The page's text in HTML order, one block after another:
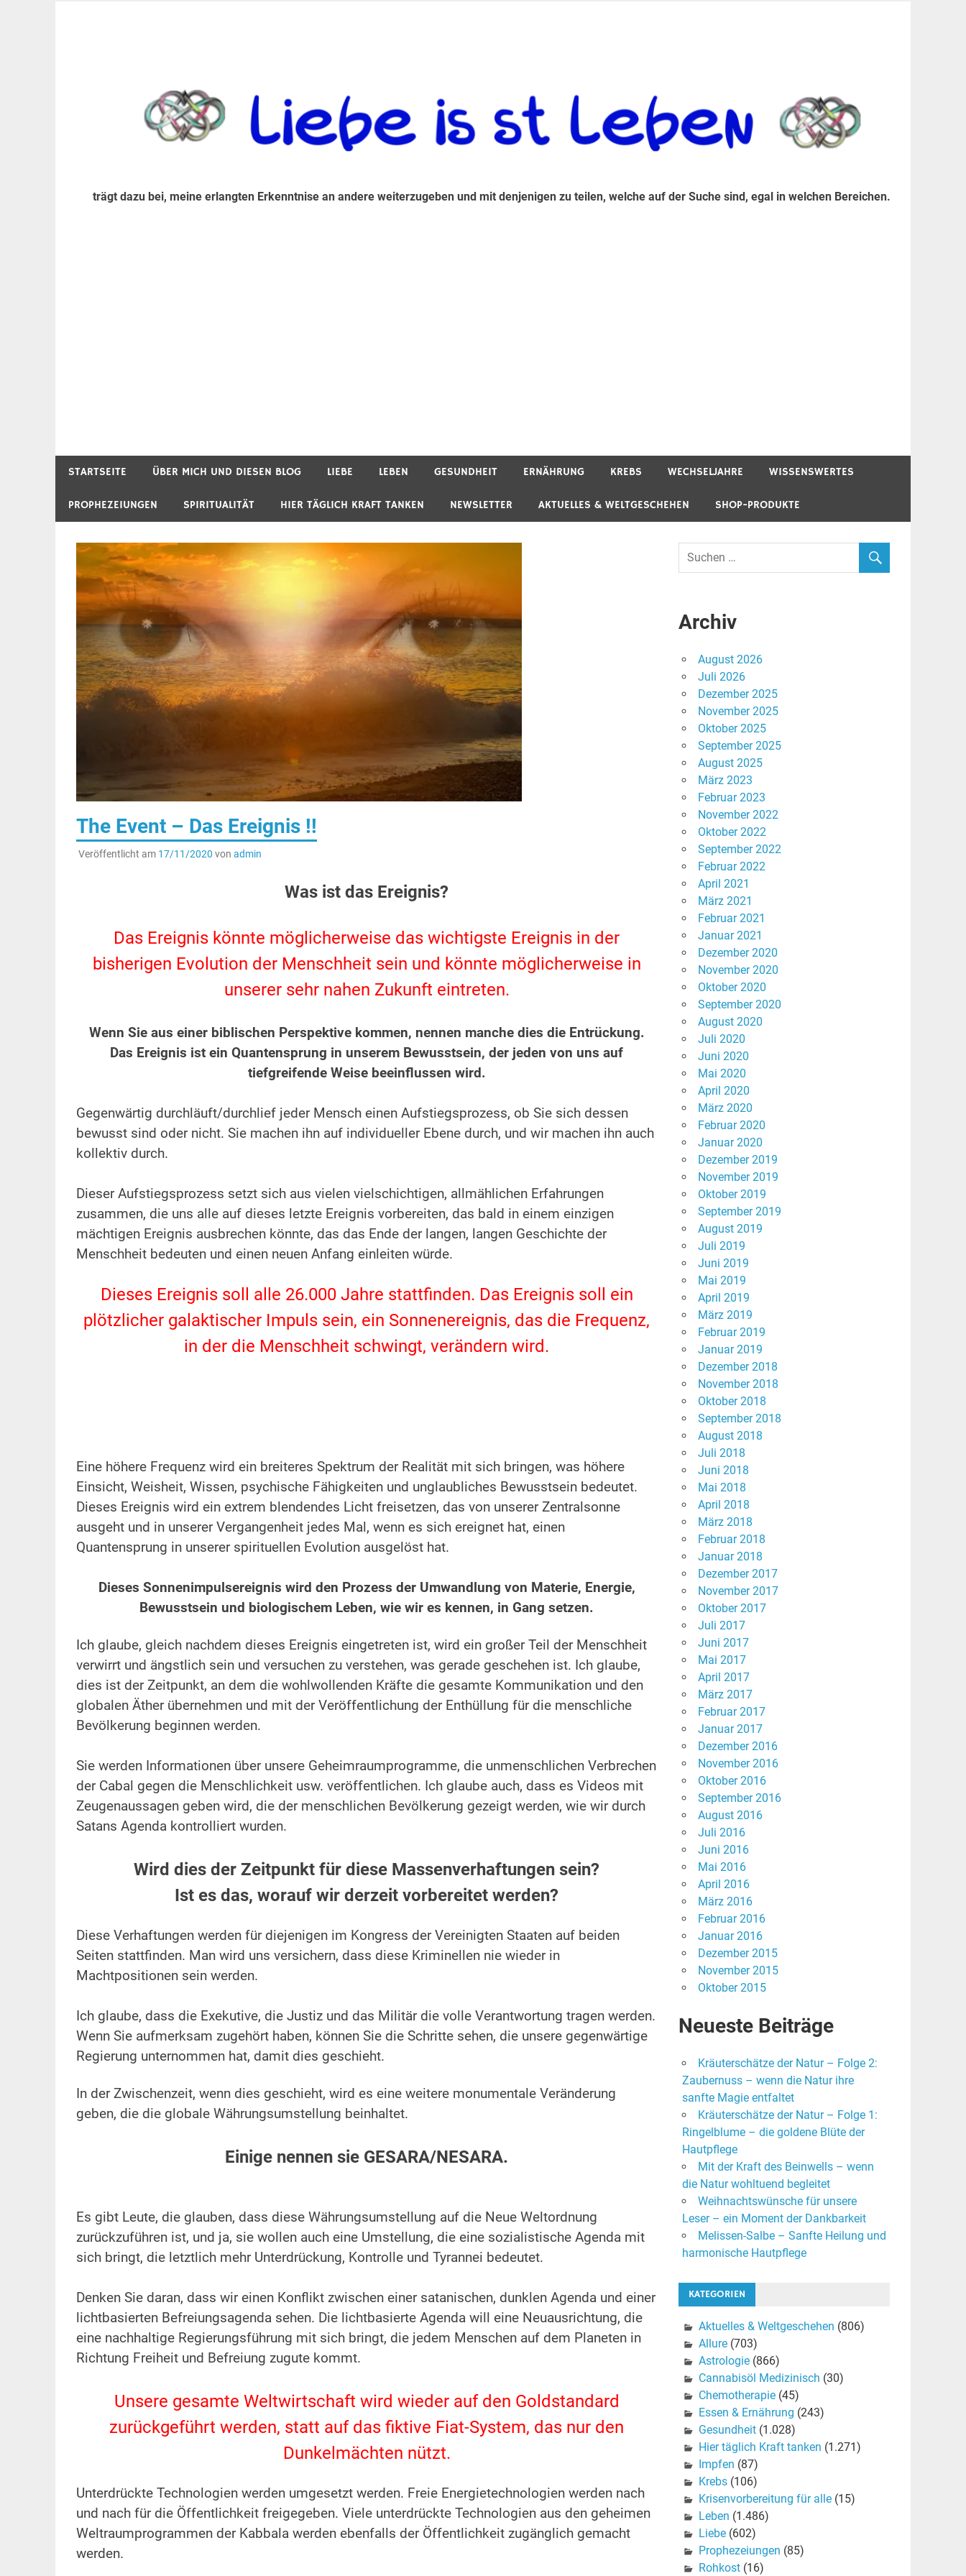
trägt dazu bei, meine erlangten Erkenntnise an andere weiterzugeben und mit denjenigen zu teilen, welche auf der Suche sind, egal in welchen Bereichen.
STARTSEITE ÜBER MICH UND DIESEN BLOG LIEBE LEBEN GESUNDHEIT ERNÄHRUNG KREBS WECHSELJAHRE WISSENSWERTES
PROPHEZEIUNGEN SPIRITUALITÄT HIER TÄGLICH KRAFT TANKEN NEWSLETTER AKTUELLES & WELTGESCHEHEN SHOP-PRODUKTE
The Event – Das Ereignis !!
Veröffentlicht am 17/11/2020 von admin
Was ist das Ereignis?
Das Ereignis könnte möglicherweise das wichtigste Ereignis in der
bisherigen Evolution der Menschheit sein und könnte möglicherweise in
unserer sehr nahen Zukunft eintreten.
Wenn Sie aus einer biblischen Perspektive kommen, nennen manche dies die Entrückung.
Das Ereignis ist ein Quantensprung in unserem Bewusstsein, der jeden von uns auf
tiefgreifende Weise beeinflussen wird.
Gegenwärtig durchläuft/durchlief jeder Mensch einen Aufstiegsprozess, ob Sie sich dessen
bewusst sind oder nicht. Sie machen ihn auf individueller Ebene durch, und wir machen ihn auch
kollektiv durch.
Dieser Aufstiegsprozess setzt sich aus vielen vielschichtigen, allmählichen Erfahrungen
zusammen, die uns alle auf dieses letzte Ereignis vorbereiten, das bald in einem einzigen
mächtigen Ereignis ausbrechen könnte, das das Ende der langen, langen Geschichte der
Menschheit bedeuten und einen neuen Anfang einleiten würde.
Dieses Ereignis soll alle 26.000 Jahre stattfinden. Das Ereignis soll ein
plötzlicher galaktischer Impuls sein, ein Sonnenereignis, das die Frequenz,
in der die Menschheit schwingt, verändern wird.
Eine höhere Frequenz wird ein breiteres Spektrum der Realität mit sich bringen, was höhere
Einsicht, Weisheit, Wissen, psychische Fähigkeiten und unglaubliches Bewusstsein bedeutet.
Dieses Ereignis wird ein extrem blendendes Licht freisetzen, das von unserer Zentralsonne
ausgeht und in unserer Vergangenheit jedes Mal, wenn es sich ereignet hat, einen
Quantensprung in unserer spirituellen Evolution ausgelöst hat.
Dieses Sonnenimpulsereignis wird den Prozess der Umwandlung von Materie, Energie,
Bewusstsein und biologischem Leben, wie wir es kennen, in Gang setzen.
Ich glaube, gleich nachdem dieses Ereignis eingetreten ist, wird ein großer Teil der Menschheit
verwirrt und ängstlich sein und versuchen zu verstehen, was gerade geschehen ist. Ich glaube,
dies ist der Zeitpunkt, an dem die wohlwollenden Kräfte die gesamte Kommunikation und den
globalen Äther übernehmen und mit der Veröffentlichung der Enthüllung für die menschliche
Bevölkerung beginnen werden.
Sie werden Informationen über unsere Geheimraumprogramme, die unmenschlichen Verbrechen
der Cabal gegen die Menschlichkeit usw. veröffentlichen. Ich glaube auch, dass es Videos mit
Zeugenaussagen geben wird, die der menschlichen Bevölkerung gezeigt werden, wie wir durch
Satans Agenda kontrolliert wurden.
Wird dies der Zeitpunkt für diese Massenverhaftungen sein?
Ist es das, worauf wir derzeit vorbereitet werden?
Diese Verhaftungen werden für diejenigen im Kongress der Vereinigten Staaten auf beiden
Seiten stattfinden. Man wird uns versichern, dass diese Kriminellen nie wieder in
Machtpositionen sein werden.
Ich glaube, dass die Exekutive, die Justiz und das Militär die volle Verantwortung tragen werden.
Wenn Sie aufmerksam zugehört haben, können Sie die Schritte sehen, die unsere gegenwärtige
Regierung unternommen hat, damit dies geschieht.
In der Zwischenzeit, wenn dies geschieht, wird es eine weitere monumentale Veränderung
geben, die die globale Währungsumstellung beinhaltet.
Einige nennen sie GESARA/NESARA.
Es gibt Leute, die glauben, dass diese Währungsumstellung auf die Neue Weltordnung
zurückzuführen ist, und ja, sie wollen auch eine Umstellung, die eine sozialistische Agenda mit
sich bringt, die letztlich mehr Unterdrückung, Kontrolle und Tyrannei bedeutet.
Denken Sie daran, dass wir einen Konflikt zwischen einer satanischen, dunklen Agenda und einer
lichtbasierten Befreiungsagenda sehen. Die lichtbasierte Agenda will eine Neuausrichtung, die
eine nachhaltige Regierungsführung mit sich bringt, die jedem Menschen auf dem Planeten in
Richtung Freiheit und Befreiung zugute kommt.
Unsere gesamte Weltwirtschaft wird wieder auf den Goldstandard
zurückgeführt werden, statt auf das fiktive Fiat-System, das nur den
Dunkelmächten nützt.
Unterdrückte Technologien werden umgesetzt werden. Freie Energietechnologien werden nach
und nach für die Öffentlichkeit freigegeben. Viele unterdrückte Technologien aus den geheimen
Weltraumprogrammen der Kabbala werden ebenfalls der Öffentlichkeit zugänglich gemacht
werden.
Archiv
August 2026
Juli 2026
Dezember 2025
November 2025
Oktober 2025
September 2025
August 2025
März 2023
Februar 2023
November 2022
Oktober 2022
September 2022
Februar 2022
April 2021
März 2021
Februar 2021
Januar 2021
Dezember 2020
November 2020
Oktober 2020
September 2020
August 2020
Juli 2020
Juni 2020
Mai 2020
April 2020
März 2020
Februar 2020
Januar 2020
Dezember 2019
November 2019
Oktober 2019
September 2019
August 2019
Juli 2019
Juni 2019
Mai 2019
April 2019
März 2019
Februar 2019
Januar 2019
Dezember 2018
November 2018
Oktober 2018
September 2018
August 2018
Juli 2018
Juni 2018
Mai 2018
April 2018
März 2018
Februar 2018
Januar 2018
Dezember 2017
November 2017
Oktober 2017
Juli 2017
Juni 2017
Mai 2017
April 2017
März 2017
Februar 2017
Januar 2017
Dezember 2016
November 2016
Oktober 2016
September 2016
August 2016
Juli 2016
Juni 2016
Mai 2016
April 2016
März 2016
Februar 2016
Januar 2016
Dezember 2015
November 2015
Oktober 2015
Neueste Beiträge
Kräuterschätze der Natur – Folge 2:
Zaubernuss – wenn die Natur ihre
sanfte Magie entfaltet
Kräuterschätze der Natur – Folge 1:
Ringelblume – die goldene Blüte der
Hautpflege
Mit der Kraft des Beinwells – wenn
die Natur wohltuend begleitet
Weihnachtswünsche für unsere
Leser – ein Moment der Dankbarkeit
Melissen-Salbe – Sanfte Heilung und
harmonische Hautpflege
KATEGORIEN
Aktuelles & Weltgeschehen (806)
Allure(703)
Astrologie(866)
Cannabisöl Medizinisch (30)
Chemotherapie(45)
Essen & Ernährung (243)
Gesundheit(1.028)
Hier täglich Kraft tanken (1.271)
Impfen (87)
Krebs(106)
Krisenvorbereitung für alle(15)
Leben (1.486)
Liebe(602)
Prophezeiungen (85)
Rohkost(16)